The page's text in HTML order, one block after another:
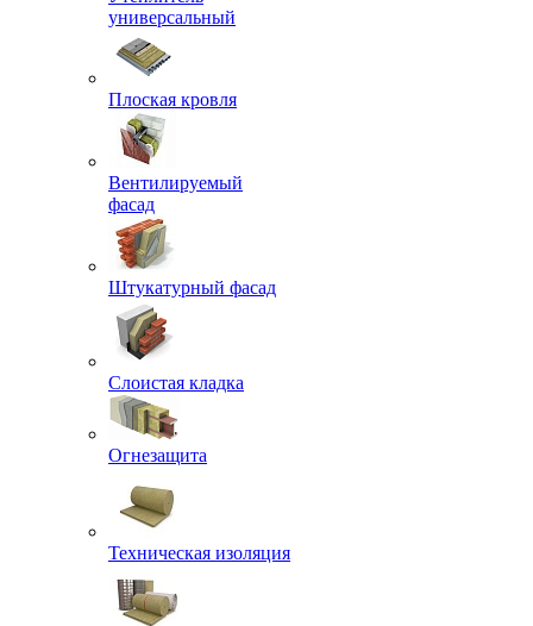
универсальный
Плоская кровля
Вентилируемый
фасад
Штукатурный фасад
Слоистая кладка
Огнезащита
Техническая изоляция